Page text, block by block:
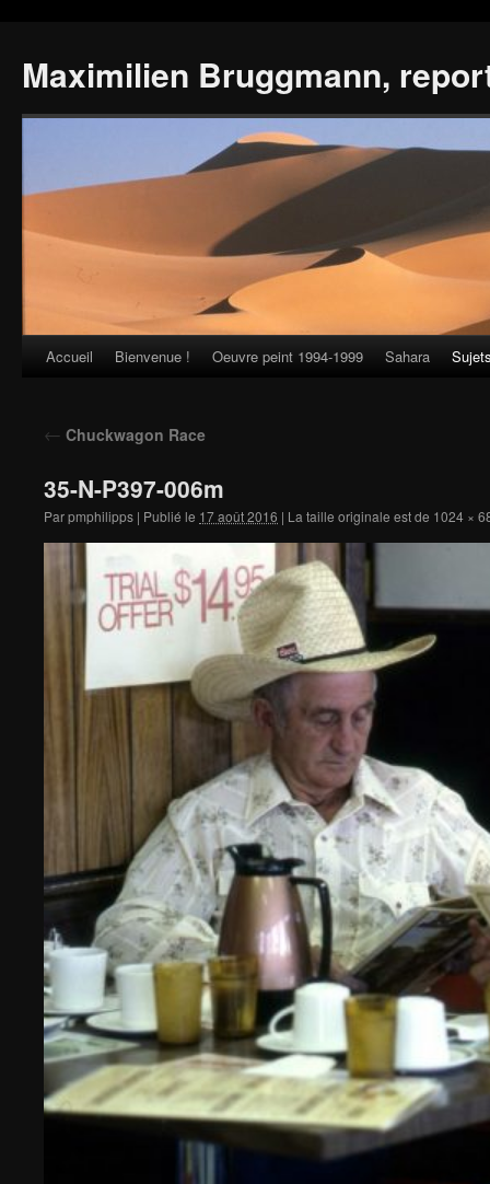
Maximilien Bruggmann,
Skip
content
Accueil Bienvenue ! Oeuvre peint 1994-1999 Sahara
← Chuckwagon Race
35-N-P397-006m
Parpmphilipps | Publié le 17 août 2016 | La taille originale est de 1024 ×